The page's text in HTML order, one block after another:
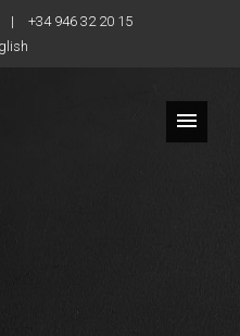
|
+34 946 32 20 15